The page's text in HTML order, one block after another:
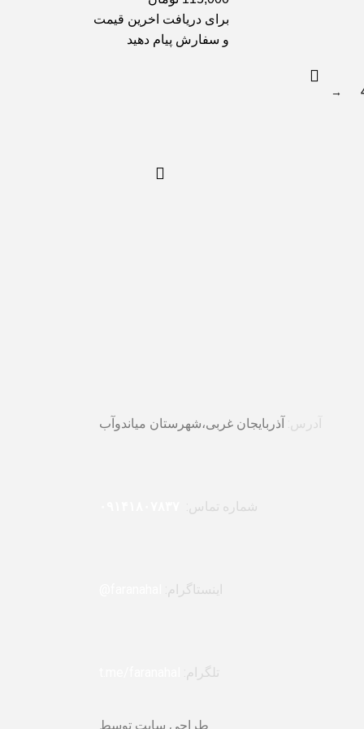
برای دریافت اخرین قیمت
و سفارش پیام دهید
→
آدرس: آذربایجان غربی،شهرستان میاندوآب
شماره تماس:
اینستاگرام:
تلگرام:
طراحی سایت توسط